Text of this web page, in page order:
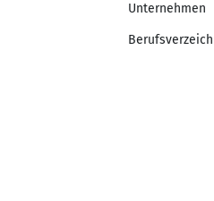
Unternehmen